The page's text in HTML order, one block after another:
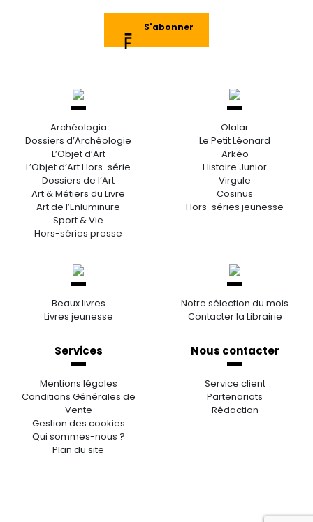
S'abonner
Archéologia
Dossiers d’Archéologie
L’Objet d’Art
L’Objet d’Art Hors-série
Dossiers de l’Art
Art & Métiers du Livre
Art de l’Enluminure
Sport & Vie
Hors-séries presse
Olalar
Le Petit Léonard
Arkéo
Histoire Junior
Virgule
Cosinus
Hors-séries jeunesse
Beaux livres
Livres jeunesse
Notre sélection du mois
Contacter la Librairie
Services
Mentions légales
Conditions Générales de
Vente
Gestion des cookies
Qui sommes-nous ?
Plan du site
Nous contacter
Service client
Partenariats
Rédaction